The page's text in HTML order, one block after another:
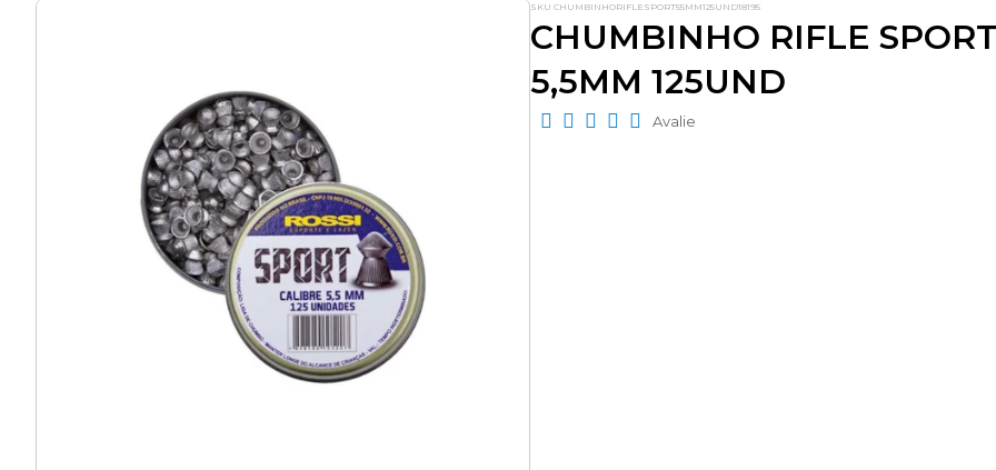
SKU CHUMBINHORIFLESPORT55MM125UND18195
CHUMBINHO RIFLE
5,5MM 125UND
Avalie